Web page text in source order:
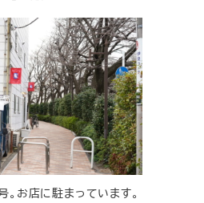
。お店に駐まっています。